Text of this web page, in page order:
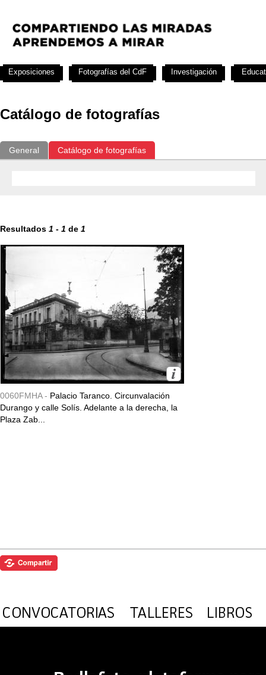
Catálogo de fotografías
General Catálogo de fotografías
Resultados 1 - 1 de 1
0060FMHA - Palacio Taranco. Circunvalación
Durango y calle Solís. Adelante a la derecha, la
Plaza Zab...
Exposiciones Fotografías del CdF Investigación